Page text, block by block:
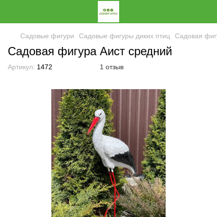
Садовые фигури Садовые фигуры диких птиц Садовая
Садовая фигура Аист средний
Артикул: 1472 1 отзыв